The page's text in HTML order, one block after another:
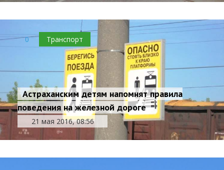
0 Транспорт
Астраханским детям напомнят правила
поведения на железной дороге
21 мая 2016, 08:56